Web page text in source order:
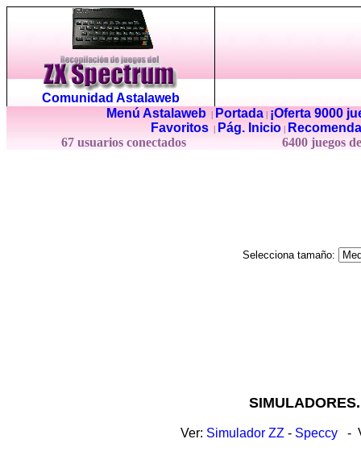
Comunidad Astalaweb
Menú Astalaweb| Portada|
¡Oferta 9000
Favoritos
Pág. Inicio
67 usuarios conectados
6400 juegos
Selecciona tamaño:
Ver: Simulador ZZ - Speccy -